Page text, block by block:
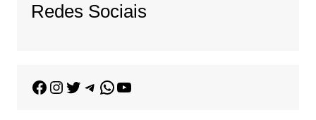
Redes Sociais